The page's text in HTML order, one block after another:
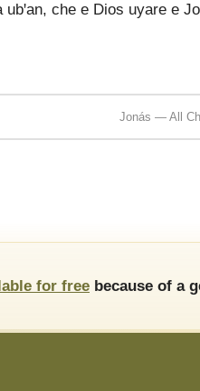
ubꞌan, che e Dios uyare e
Jonás — All
for free because of a